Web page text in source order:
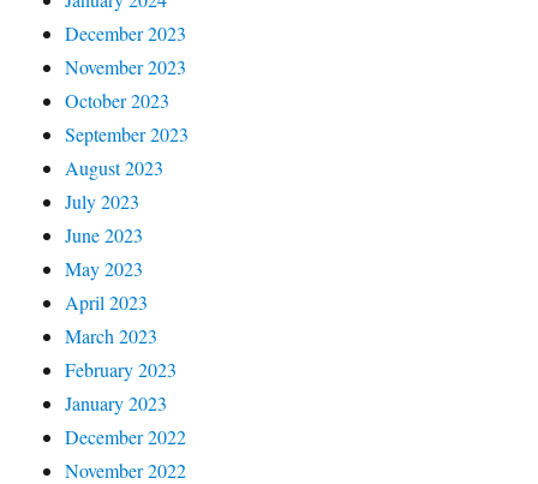
December 2023
November 2023
October 2023
September 2023
August 2023
July 2023
June 2023
May 2023
April 2023
March 2023
February 2023
January 2023
December 2022
November 2022